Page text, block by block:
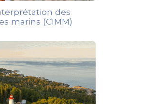
des
marins (CIMM)